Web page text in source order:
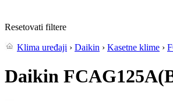
Resetovati filtere
Klima uređaji › Daikin › Kasetne klime ›
Daikin